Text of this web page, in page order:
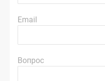
Email
Вопрос